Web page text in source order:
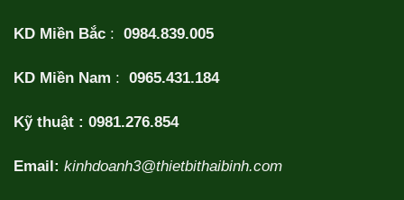
KD Miền Bắc : 0984.839.005
KD Miền Nam : 0965.431.184
Kỹ thuật : 0981.276.854
Email: kinhdoanh3@thietbithaibinh.com